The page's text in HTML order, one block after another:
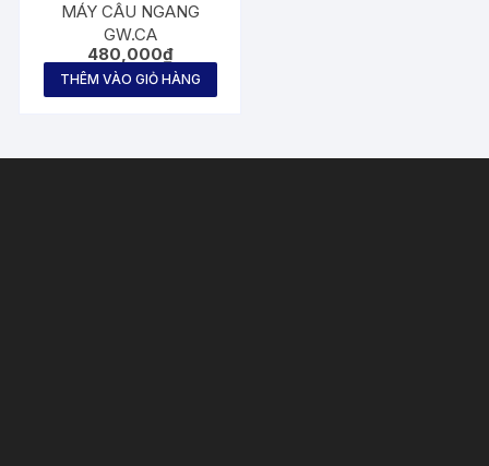
MÁY CÂU NGANG
GW.CA
480,000₫
THÊM VÀO GIỎ HÀNG